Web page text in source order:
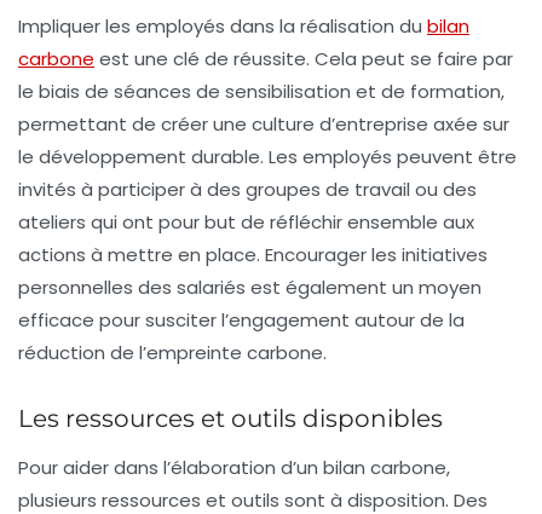
Impliquer les employés dans la réalisation du bilan
carbone est une clé de réussite. Cela peut se faire par
le biais de séances de sensibilisation et de formation,
permettant de créer une culture d’entreprise axée sur
le développement durable. Les employés peuvent être
invités à participer à des groupes de travail ou des
ateliers qui ont pour but de réfléchir ensemble aux
actions à mettre en place. Encourager les initiatives
personnelles des salariés est également un moyen
efficace pour susciter l’engagement autour de la
réduction de l’empreinte carbone.
Les ressources et outils disponibles
Pour aider dans l’élaboration d’un bilan carbone,
plusieurs ressources et outils sont à disposition. Des